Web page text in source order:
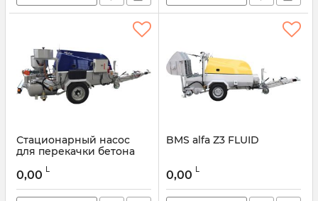
Стационарный насос
для перекачки бетона
0,00 L
BMS alfa Z3 FLUID
0,00 L